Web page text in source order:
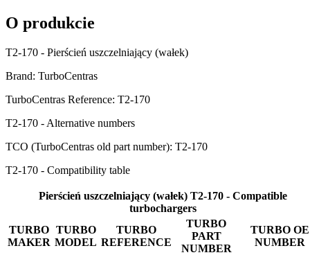
O produkcie
T2-170 - Pierścień uszczelniający (wałek)
Brand: TurboCentras
TurboCentras Reference: T2-170
T2-170 - Alternative numbers
TCO (TurboCentras old part number): T2-170
T2-170 - Compatibility table
Pierścień uszczelniający (wałek) T2-170 - Compatible
turbochargers
TURBO
MAKER
TURBO
MODEL
TURBO
REFERENCE
TURBO
PART
NUMBER
TURBO OE
NUMBER